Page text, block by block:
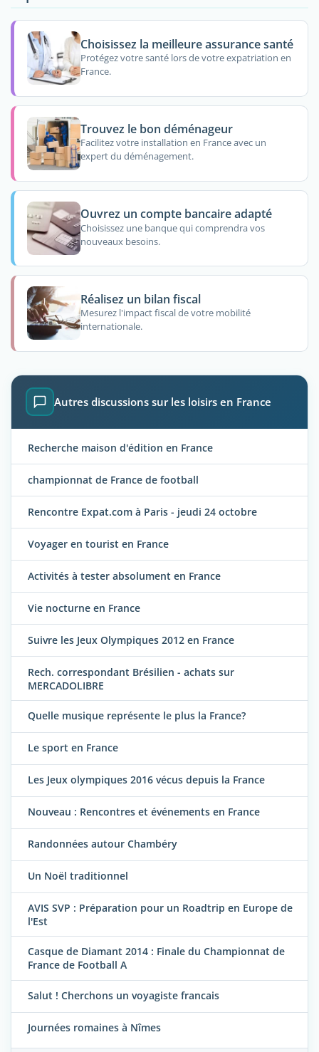
Choisissez la meilleure assurance santé
Protégez votre santé lors de votre expatriation en
France.
Trouvez le bon déménageur
Facilitez votre installation en France avec un
expert du déménagement.
Ouvrez un compte bancaire adapté
Choisissez une banque qui comprendra vos
nouveaux besoins.
Réalisez un bilan fiscal
Mesurez l'impact fiscal de votre mobilité
internationale.
Autres discussions sur les loisirs en France
Recherche maison d'édition en France
championnat de France de football
Rencontre Expat.com à Paris - jeudi 24 octobre
Voyager en tourist en France
Activités à tester absolument en France
Vie nocturne en France
Suivre les Jeux Olympiques 2012 en France
Rech. correspondant Brésilien - achats sur
MERCADOLIBRE
Quelle musique représente le plus la France?
Le sport en France
Les Jeux olympiques 2016 vécus depuis la France
Nouveau : Rencontres et événements en France
Randonnées autour Chambéry
Un Noël traditionnel
AVIS SVP : Préparation pour un Roadtrip en Europe de
l'Est
Casque de Diamant 2014 : Finale du Championnat de
France de Football A
Salut ! Cherchons un voyagiste francais
Journées romaines à Nîmes